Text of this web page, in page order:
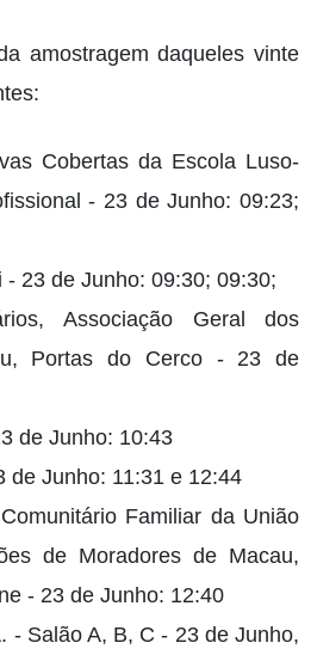
amostragem daqueles vinte
Cobertas da Escola Luso-
- 23 de Junho: 09:23;
23 de Junho: 09:30; 09:30;
Associação Geral dos
Portas do Cerco - 23 de
de Junho: 10:43
de Junho: 11:31 e 12:44
Familiar da União
de Moradores de Macau,
- 23 de Junho: 12:40
- Salão A, B, C - 23 de Junho,